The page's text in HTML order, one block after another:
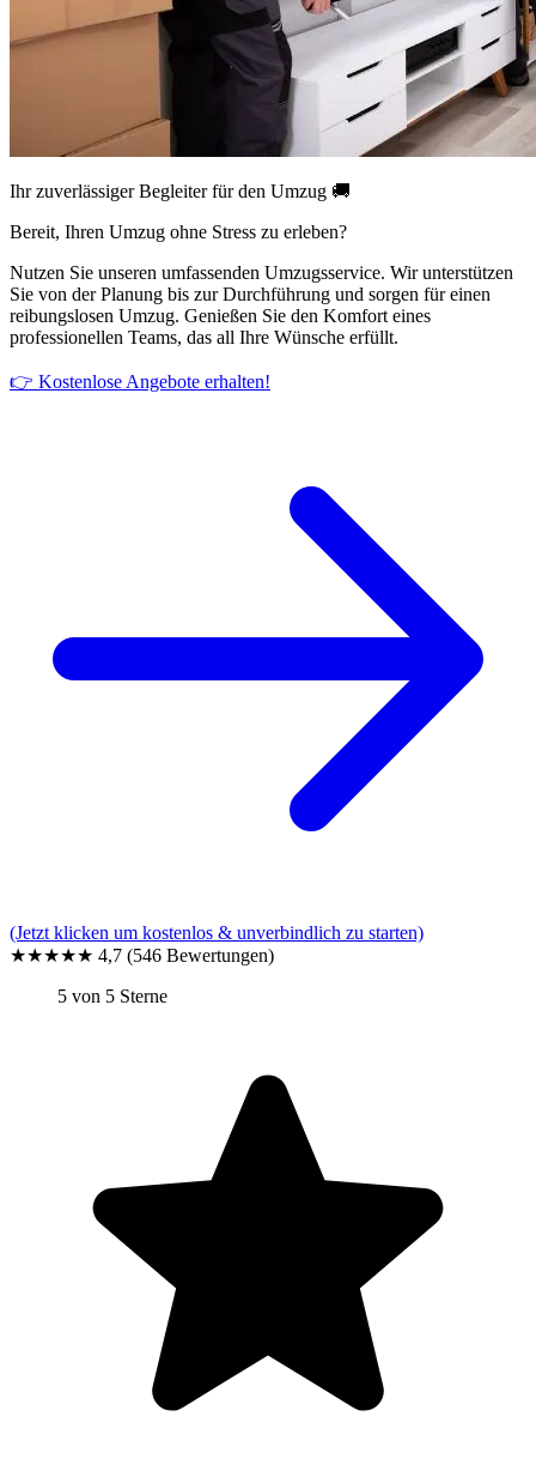
Ihr zuverlässiger Begleiter für den Umzug 🚚
Bereit, Ihren Umzug ohne Stress zu erleben?
Nutzen Sie unseren umfassenden Umzugsservice. Wir unterstützen
Sie von der Planung bis zur Durchführung und sorgen für einen
reibungslosen Umzug. Genießen Sie den Komfort eines
professionellen Teams, das all Ihre Wünsche erfüllt.
👉 Kostenlose Angebote erhalten!
(Jetzt klicken um kostenlos & unverbindlich zu starten)
★★★★★ 4,7 (546 Bewertungen)
5 von 5 Sterne